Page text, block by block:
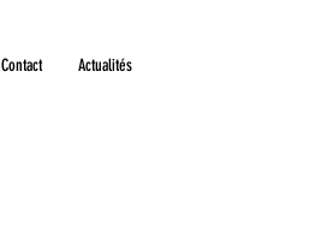
Contact Actualités